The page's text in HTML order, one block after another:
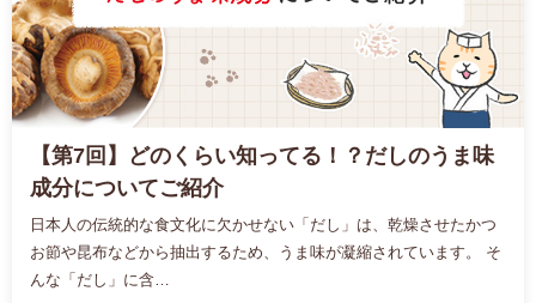
【第7回】どのくらい知ってる！？だしのうま味
成分についてご紹介
日本人の伝統的な食文化に欠かせない「だし」は、乾燥させたかつ
お節や昆布などから抽出するため、うま味が凝縮されています。 そ
んな「だし」に含…